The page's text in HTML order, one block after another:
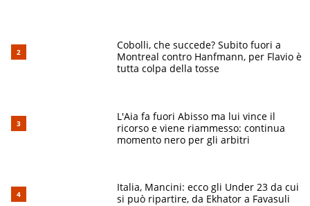
Cobolli, che succede? Subito fuori a
Montreal contro Hanfmann, per Flavio è
tutta colpa della tosse
L'Aia fa fuori Abisso ma lui vince il
ricorso e viene riammesso: continua
momento nero per gli arbitri
Italia, Mancini: ecco gli Under 23 da cui
si può ripartire, da Ekhator a Favasuli